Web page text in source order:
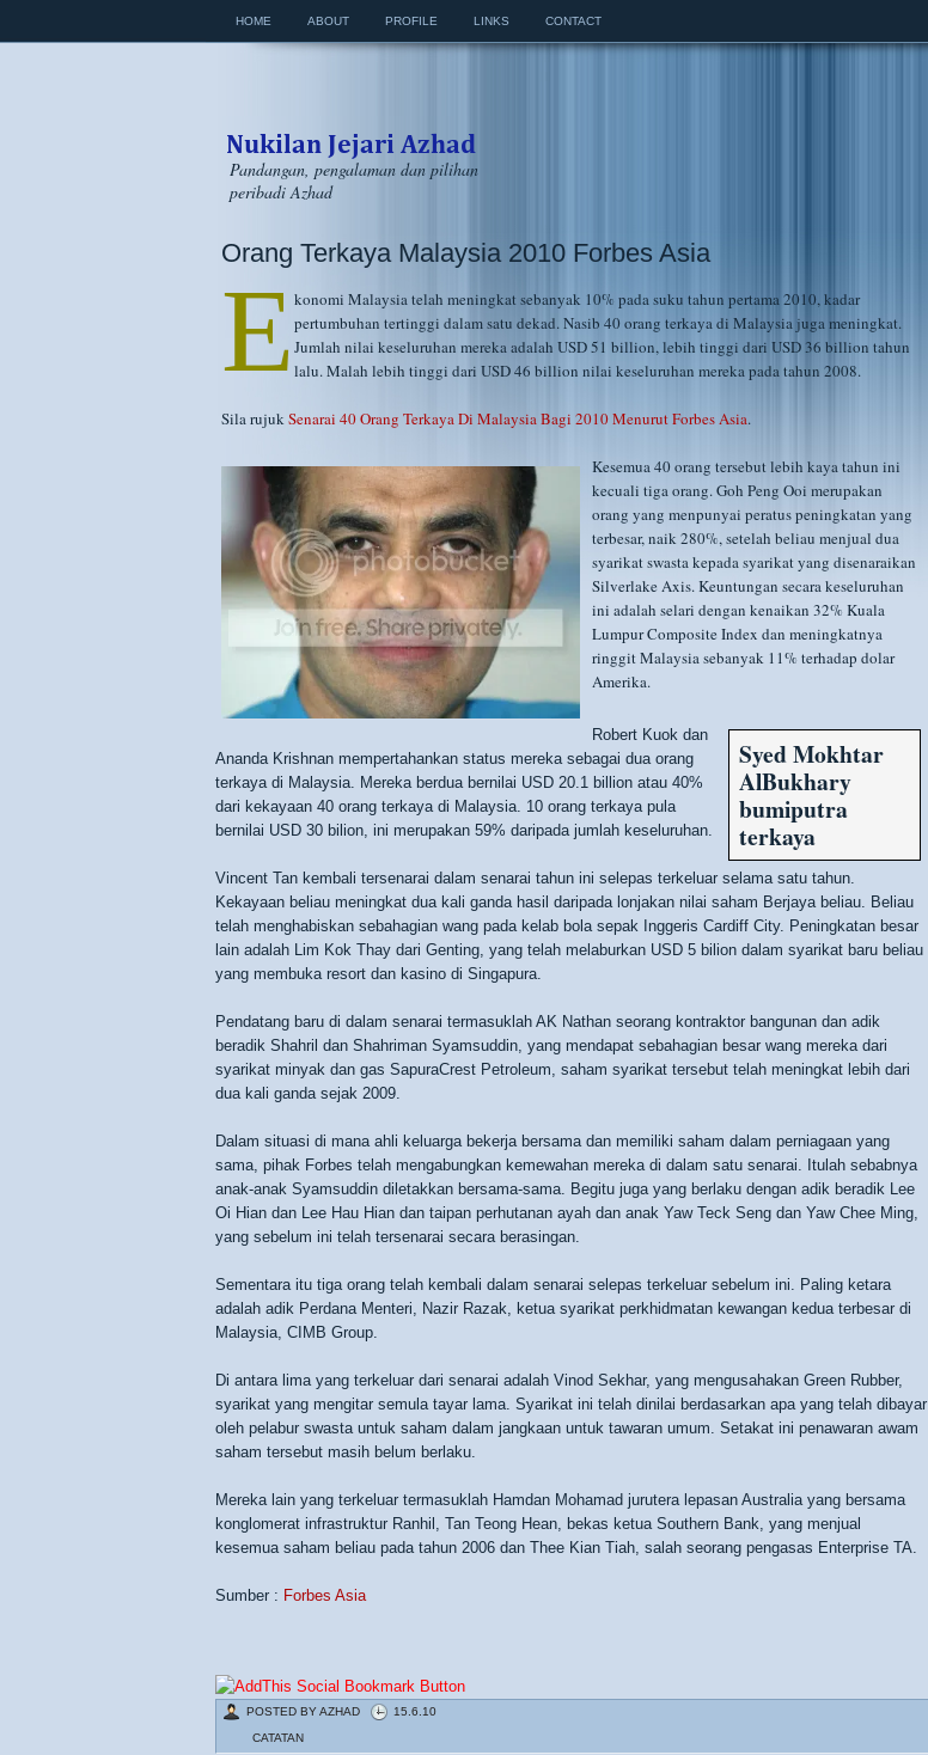
HOME ABOUT PROFILE LINKS CONTACT
Pandangan, pengalaman dan pilihan
peribadi Azhad
Orang Terkaya Malaysia 2010 Forbes Asia
E konomi Malaysia telah meningkat sebanyak 10% pada suku tahun pertama 2010, kadar
pertumbuhan tertinggi dalam satu dekad. Nasib 40 orang terkaya di Malaysia juga meningkat.
Jumlah nilai keseluruhan mereka adalah USD 51 billion, lebih tinggi dari USD 36 billion tahun
lalu. Malah lebih tinggi dari USD 46 billion nilai keseluruhan mereka pada tahun 2008.
Sila rujukSenarai 40 Orang Terkaya Di Malaysia Bagi 2010 Menurut Forbes Asia.
Kesemua 40 orang tersebut lebih kaya tahun ini
kecuali tiga orang. Goh Peng Ooi merupakan
orang yang menpunyai peratus peningkatan yang
terbesar, naik 280%, setelah beliau menjual dua
syarikat swasta kepada syarikat yang disenaraikan
Silverlake Axis. Keuntungan secara keseluruhan
ini adalah selari dengan kenaikan 32% Kuala
Lumpur Composite Index dan meningkatnya
ringgit Malaysia sebanyak 11% terhadap dolar
Amerika.
Syed Mokhtar
AlBukhary
bumiputra
terkaya
Robert Kuok dan
Ananda Krishnan mempertahankan status mereka sebagai dua orang
terkaya di Malaysia. Mereka berdua bernilai USD 20.1 billion atau 40%
dari kekayaan 40 orang terkaya di Malaysia. 10 orang terkaya pula
bernilai USD 30 bilion, ini merupakan 59% daripada jumlah keseluruhan.
Vincent Tan kembali tersenarai dalam senarai tahun ini selepas terkeluar selama satu tahun.
Kekayaan beliau meningkat dua kali ganda hasil daripada lonjakan nilai saham Berjaya beliau. Beliau
telah menghabiskan sebahagian wang pada kelab bola sepak Inggeris Cardiff City. Peningkatan besar
lain adalah Lim Kok Thay dari Genting, yang telah melaburkan USD 5 bilion dalam syarikat baru beliau
yang membuka resort dan kasino di Singapura.
Pendatang baru di dalam senarai termasuklah AK Nathan seorang kontraktor bangunan dan adik
beradik Shahril dan Shahriman Syamsuddin, yang mendapat sebahagian besar wang mereka dari
syarikat minyak dan gas SapuraCrest Petroleum, saham syarikat tersebut telah meningkat lebih dari
dua kali ganda sejak 2009.
Dalam situasi di mana ahli keluarga bekerja bersama dan memiliki saham dalam perniagaan yang
sama, pihak Forbes telah mengabungkan kemewahan mereka di dalam satu senarai. Itulah sebabnya
anak-anak Syamsuddin diletakkan bersama-sama. Begitu juga yang berlaku dengan adik beradik Lee
Oi Hian dan Lee Hau Hian dan taipan perhutanan ayah dan anak Yaw Teck Seng dan Yaw Chee Ming,
yang sebelum ini telah tersenarai secara berasingan.
Sementara itu tiga orang telah kembali dalam senarai selepas terkeluar sebelum ini. Paling ketara
adalah adik Perdana Menteri, Nazir Razak, ketua syarikat perkhidmatan kewangan kedua terbesar di
Malaysia, CIMB Group.
Di antara lima yang terkeluar dari senarai adalah Vinod Sekhar, yang mengusahakan Green Rubber,
syarikat yang mengitar semula tayar lama. Syarikat ini telah dinilai berdasarkan apa yang telah dibayar
oleh pelabur swasta untuk saham dalam jangkaan untuk tawaran umum. Setakat ini penawaran awam
saham tersebut masih belum berlaku.
Mereka lain yang terkeluar termasuklah Hamdan Mohamad jurutera lepasan Australia yang bersama
konglomerat infrastruktur Ranhil, Tan Teong Hean, bekas ketua Southern Bank, yang menjual
kesemua saham beliau pada tahun 2006 dan Thee Kian Tiah, salah seorang pengasas Enterprise TA.
Sumber : Forbes Asia
POSTED BYAZHAD
15.6.10
CATATAN